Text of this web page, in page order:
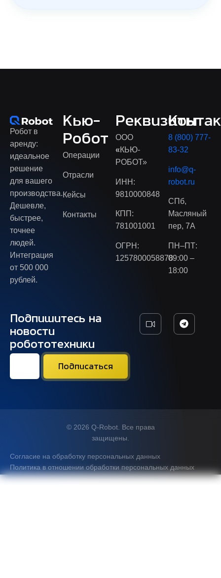
Робот в
аренду:
идеальное
решение
для вашего
производства.
Дешевле,
быстрее,
точнее
людей.
Интеграция
от 500 000
рублей.
Кью-
Робот
Операции
Отрасли
Кейсы
Контакты
Реквизиты
ООО
«КЬЮ-
РОБОТ»
ИНН:
9810000848
КПП:
781001001
ОГРН:
1257800058878
8 (800) 777-
83-32
info@q-
robot.ru
СПб,
Масляный
пер, 7А
ПН–ПТ:
09:00 –
18:00
Подпишитесь на
новости
робототехники
© 2026 Q-Robot. Все права
защищены.
Согласие на обработку персональных данных
Политика в отношении обработки персональных данных